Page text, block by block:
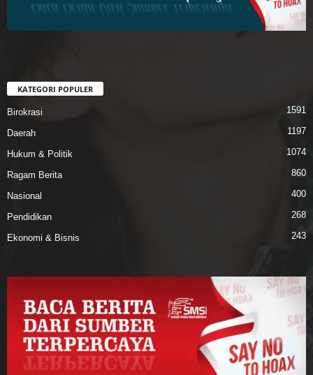
KATEGORI POPULER
Birokrasi 1591
Daerah 1197
Hukum & Politik 1074
Ragam Berita 860
Nasional 400
Pendidikan 268
Ekonomi & Bisnis 243